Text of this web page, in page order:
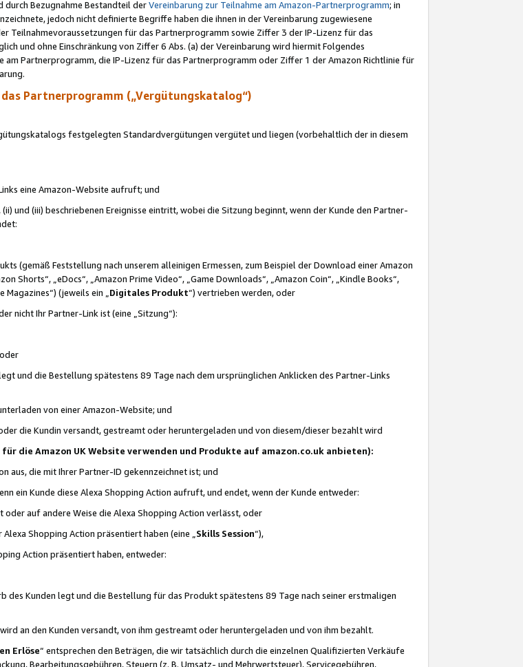
durch Bezugnahme Bestandteil derVereinbarung zur Teilnahme am Amazon-Partnerprogramm; in
jedoch nicht definierte Begriffe haben die ihnen in der Vereinbarung zugewiesene
Teilnahmevoraussetzungen für das Partnerprogramm sowie Ziffer 3 der IP-Lizenz für das
und ohne Einschränkung von Ziffer 6 Abs. (a) der Vereinbarung wird hiermit Folgendes
Partnerprogramm, die IP-Lizenz für das Partnerprogramm oder Ziffer 1 der Amazon Richtlinie für
Partnerprogramm („Vergütungskatalog“)
festgelegten Standardvergütungen vergütet und liegen (vorbehaltlich der in diesem
eine Amazon-Website aufruft; und
und (iii) beschriebenen Ereignisse eintritt, wobei die Sitzung beginnt, wenn der Kunde den Partner-
(gemäß Feststellung nach unserem alleinigen Ermessen, zum Beispiel der Download einer Amazon
Shorts“, „eDocs“, „Amazon Prime Video“, „Game Downloads“, „Amazon Coin“, „Kindle Books“,
(jeweils ein „ Digitales Produkt“) vertrieben werden, oder
nicht Ihr Partner-Link ist (eine „Sitzung“):
und die Bestellung spätestens 89 Tage nach dem ursprünglichen Anklicken des Partner-Links
von einer Amazon-Website; und
die Kundin versandt, gestreamt oder heruntergeladen und von diesem/dieser bezahlt wird
die Amazon UK Website verwenden und Produkte auf amazon.co.uk anbieten):
die mit Ihrer Partner-ID gekennzeichnet ist; und
ein Kunde diese Alexa Shopping Action aufruft, und endet, wenn der Kunde entweder:
auf andere Weise die Alexa Shopping Action verlässt, oder
Shopping Action präsentiert haben (eine „ Skills Session“),
Action präsentiert haben, entweder:
Kunden legt und die Bestellung für das Produkt spätestens 89 Tage nach seiner erstmaligen
an den Kunden versandt, von ihm gestreamt oder heruntergeladen und von ihm bezahlt.
Erlöse“ entsprechen den Beträgen, die wir tatsächlich durch die einzelnen Qualifizierten Verkäufe
Bearbeitungsgebühren, Steuern (z. B. Umsatz- und Mehrwertsteuer), Servicegebühren,